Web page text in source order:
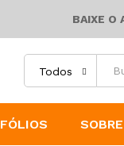
BAIXE O
Todos